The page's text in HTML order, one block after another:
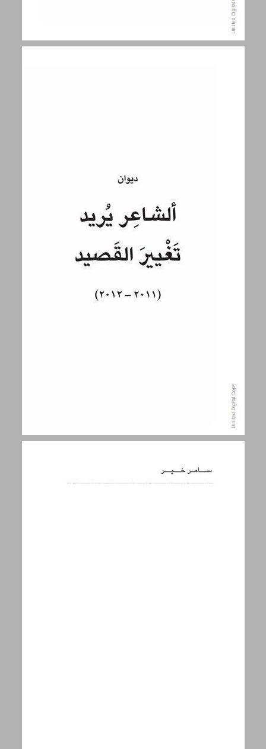
ديوان: الشاعر يُريد تغيير القصيد ... 9